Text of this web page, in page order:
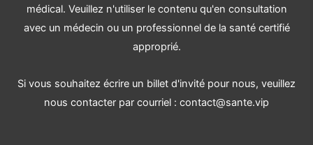
médical. Veuillez n'utiliser le contenu qu'en consultation
avec un médecin ou un professionnel de la santé certifié
approprié.
Si vous souhaitez écrire un billet d'invité pour nous, veuillez
nous contacter par courriel : contact@sante.vip